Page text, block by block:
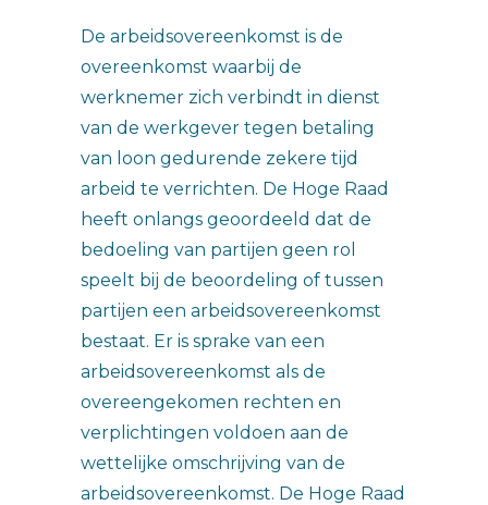
De arbeidsovereenkomst is de
overeenkomst waarbij de
werknemer zich verbindt in dienst
van de werkgever tegen betaling
van loon gedurende zekere tijd
arbeid te verrichten. De Hoge Raad
heeft onlangs geoordeeld dat de
bedoeling van partijen geen rol
speelt bij de beoordeling of tussen
partijen een arbeidsovereenkomst
bestaat. Er is sprake van een
arbeidsovereenkomst als de
overeengekomen rechten en
verplichtingen voldoen aan de
wettelijke omschrijving van de
arbeidsovereenkomst. De Hoge Raad